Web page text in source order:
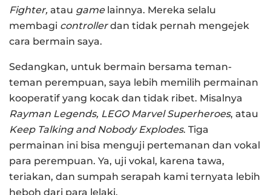
Fighter, atau game lainnya. Mereka selalu
membagi controllerdan tidak pernah mengejek
cara bermain saya.
Sedangkan, untuk bermain bersama teman-
teman perempuan, saya lebih memilih permainan
kooperatif yang kocak dan tidak ribet. Misalnya
Rayman Legends, LEGO Marvel Superheroes, atau
Keep Talking and Nobody Explodes. Tiga
permainan ini bisa menguji pertemanan dan vokal
para perempuan. Ya, uji vokal, karena tawa,
teriakan, dan sumpah serapah kami ternyata lebih
heboh dari para lelaki.